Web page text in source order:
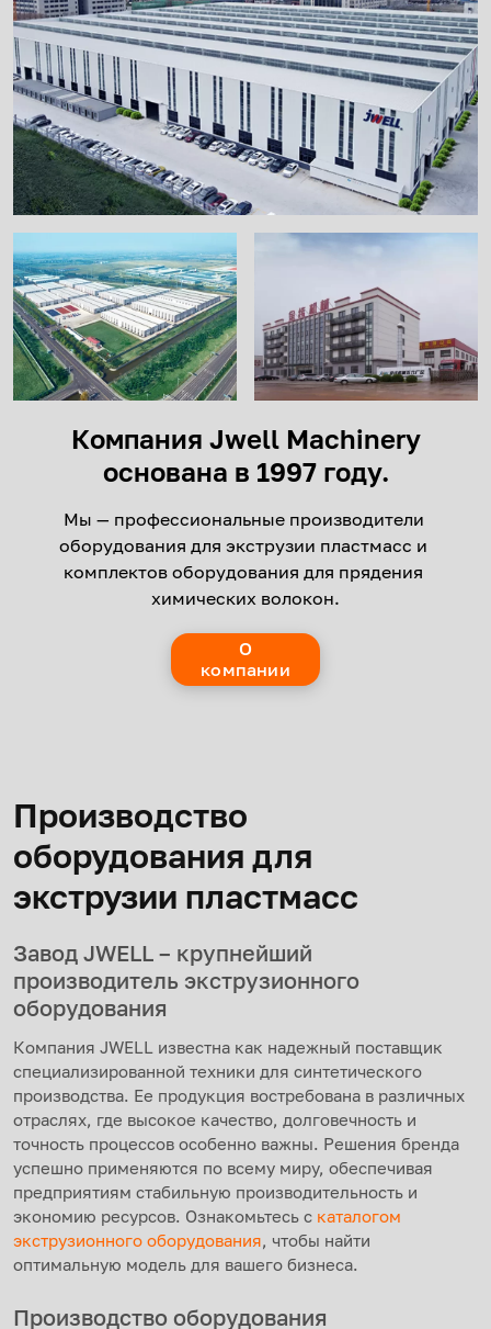
Компания Jwell Machinery
основана в 1997 году.
Мы — профессиональные производители
оборудования для экструзии пластмасс и
комплектов оборудования для прядения
химических волокон.
О
компании
Производство
оборудования для
экструзии пластмасс
Завод JWELL – крупнейший
производитель экструзионного
оборудования
Компания JWELL известна как надежный поставщик
специализированной техники для синтетического
производства. Ее продукция востребована в различных
отраслях, где высокое качество, долговечность и
точность процессов особенно важны. Решения бренда
успешно применяются по всему миру, обеспечивая
предприятиям стабильную производительность и
экономию ресурсов. Ознакомьтесь с каталогом
экструзионного оборудования, чтобы найти
оптимальную модель для вашего бизнеса.
Производство оборудования